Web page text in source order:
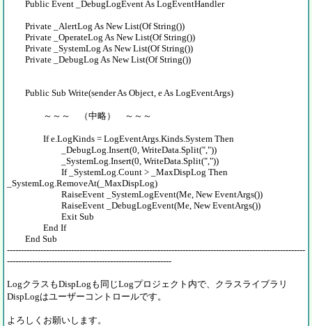
Public Event _DebugLogEvent As LogEventHandler
Private _AlertLog As New List(Of String())
Private _OperateLog As New List(Of String())
Private _SystemLog As New List(Of String())
Private _DebugLog As New List(Of String())
Public Sub Write(sender As Object, e As LogEventArgs)
～～～ （中略） ～～～
If e.LogKinds = LogEventArgs.Kinds.System Then
_DebugLog.Insert(0, WriteData.Split(","))
_SystemLog.Insert(0, WriteData.Split(","))
If _SystemLog.Count > _MaxDispLog Then
_SystemLog.RemoveAt(_MaxDispLog)
RaiseEvent _SystemLogEvent(Me, New EventArgs())
RaiseEvent _DebugLogEvent(Me, New EventArgs())
Exit Sub
End If
End Sub
-----------------------------------------------------------------------------------------------------------
-----------------------------------------------------------
LogクラスもDispLogも同じLogプロジェクト内で、クラスライブラリ
DispLogはユーザーコントロールです。
よろしくお願いします。